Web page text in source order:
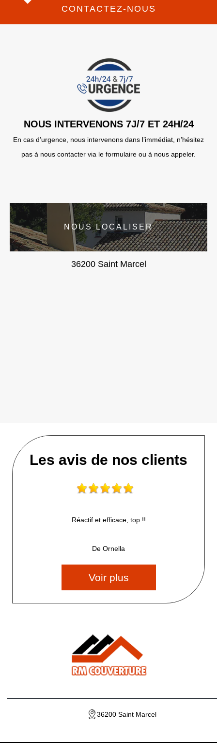
CONTACTEZ-NOUS
NOUS INTERVENONS 7J/7 ET 24H/24
En cas d’urgence, nous intervenons dans l’immédiat, n’hésitez
pas à nous contacter via le formulaire ou à nous appeler.
NOUS LOCALISER
36200 Saint Marcel
Les avis de nos clients
Réactif et efficace, top !!
De Ornella
Voir plus
36200 Saint Marcel